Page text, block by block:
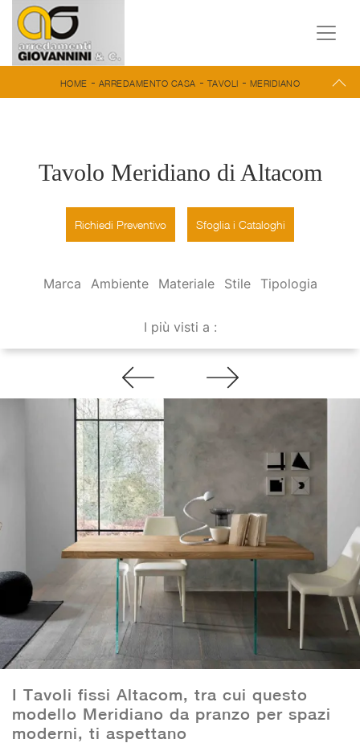
HOME - ARREDAMENTO CASA - TAVOLI - MERIDIANO
Tavolo Meridiano di Altacom
Richiedi Preventivo Sfoglia i Cataloghi
Marca Ambiente Materiale Stile Tipologia
I più visti a :
I Tavoli fissi Altacom, tra cui questo
modello Meridiano da pranzo per spazi
moderni, ti aspettano